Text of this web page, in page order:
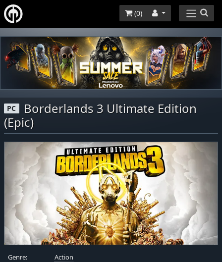
(0)
PC
Borderlands 3 Ultimate Edition
(Epic)
Genre:
Action